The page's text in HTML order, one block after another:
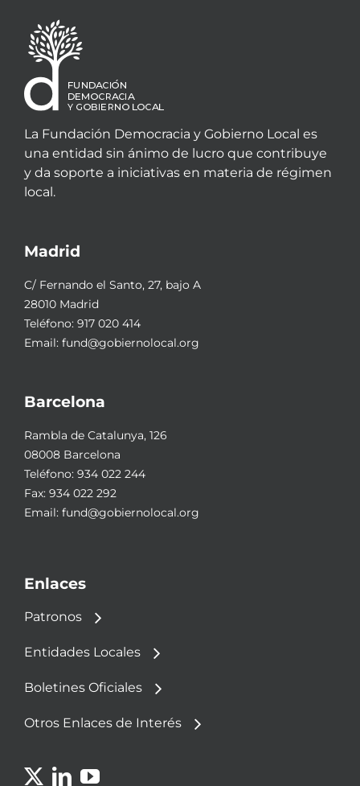
La Fundación Democracia y Gobierno Local es
una entidad sin ánimo de lucro que contribuye
y da soporte a iniciativas en materia de régimen
local.
Madrid
C/ Fernando el Santo, 27, bajo A
28010 Madrid
Teléfono: 917 020 414
Email: fund@gobiernolocal.org
Barcelona
Rambla de Catalunya, 126
08008 Barcelona
Teléfono: 934 022 244
Fax: 934 022 292
Email: fund@gobiernolocal.org
Enlaces
Patronos
Entidades Locales
Boletines Oficiales
Otros Enlaces de Interés